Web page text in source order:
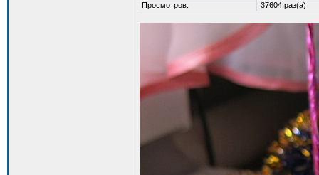
Просмотров:
37604 раз(а)